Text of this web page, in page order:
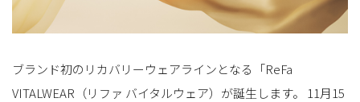
ブランド初のリカバリーウェアラインとなる「ReFa
VITALWEAR（リファ バイタルウェア）が誕生します。 11月15